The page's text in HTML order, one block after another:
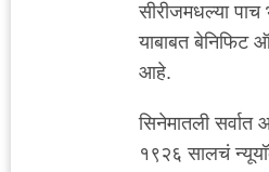
सीरीजमधल्या
याबाबत बेनिफिट
आहे.
सिनेमातली
१९२६ सालचं